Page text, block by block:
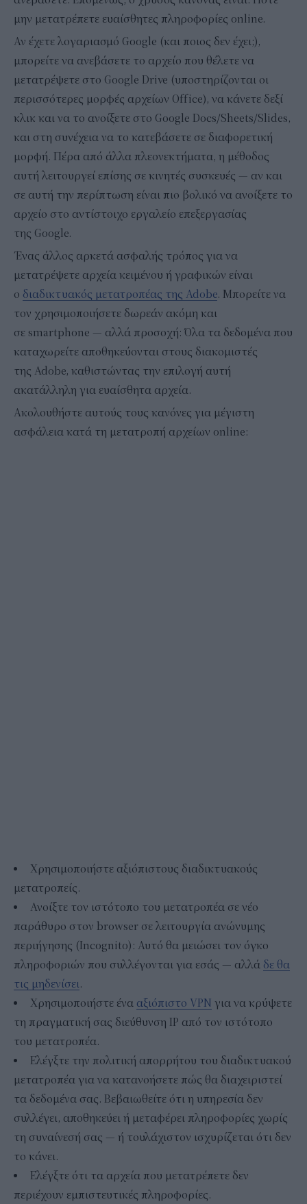
μην μετατρέπετε ευαίσθητες πληροφορίες online.
Αν έχετε λογαριασμό Google (και ποιος δεν έχει;),
μπορείτε να ανεβάσετε το αρχείο που θέλετε να
μετατρέψετε στο Google Drive (υποστηρίζονται οι
περισσότερες μορφές αρχείων Office), να κάνετε δεξί
κλικ και να το ανοίξετε στο Google Docs/Sheets/Slides,
και στη συνέχεια να το κατεβάσετε σε διαφορετική
μορφή. Πέρα από άλλα πλεονεκτήματα, η μέθοδος
αυτή λειτουργεί επίσης σε κινητές συσκευές — αν και
σε αυτή την περίπτωση είναι πιο βολικό να ανοίξετε το
αρχείο στο αντίστοιχο εργαλείο επεξεργασίας
της Google.
Ένας άλλος αρκετά ασφαλής τρόπος για να
μετατρέψετε αρχεία κειμένου ή γραφικών είναι
ο διαδικτυακός μετατροπέας της Adobe. Μπορείτε να
τον χρησιμοποιήσετε δωρεάν ακόμη και
σε smartphone — αλλά προσοχή: Όλα τα δεδομένα που
καταχωρείτε αποθηκεύονται στους διακομιστές
της Adobe, καθιστώντας την επιλογή αυτή
ακατάλληλη για ευαίσθητα αρχεία.
Ακολουθήστε αυτούς τους κανόνες για μέγιστη
ασφάλεια κατά τη μετατροπή αρχείων online:
Χρησιμοποιήστε αξιόπιστους διαδικτυακούς
μετατροπείς.
Ανοίξτε τον ιστότοπο του μετατροπέα σε νέο
παράθυρο στον browser σε λειτουργία ανώνυμης
περιήγησης (Incognito): Αυτό θα μειώσει τον όγκο
πληροφοριών που συλλέγονται για εσάς — αλλά δε θα
τις μηδενίσει.
Χρησιμοποιήστε ένα αξιόπιστο VPN για να κρύψετε
τη πραγματική σας διεύθυνση IP από τον ιστότοπο
του μετατροπέα.
Ελέγξτε την πολιτική απορρήτου του διαδικτυακού
μετατροπέα για να κατανοήσετε πώς θα διαχειριστεί
τα δεδομένα σας. Βεβαιωθείτε ότι η υπηρεσία δεν
συλλέγει, αποθηκεύει ή μεταφέρει πληροφορίες χωρίς
τη συναίνεσή σας — ή τουλάχιστον ισχυρίζεται ότι δεν
το κάνει.
Ελέγξτε ότι τα αρχεία που μετατρέπετε δεν
περιέχουν εμπιστευτικές πληροφορίες.